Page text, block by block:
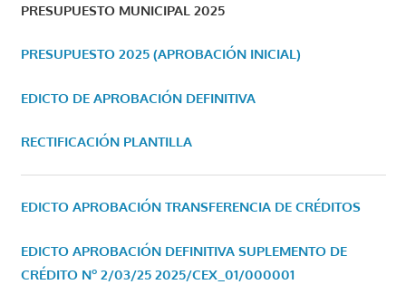
PRESUPUESTO MUNICIPAL 2025
PRESUPUESTO 2025 (APROBACIÓN INICIAL)
EDICTO DE APROBACIÓN DEFINITIVA
RECTIFICACIÓN PLANTILLA
EDICTO APROBACIÓN TRANSFERENCIA DE CRÉDITOS
EDICTO APROBACIÓN DEFINITIVA SUPLEMENTO DE
CRÉDITO Nº 2/03/25 2025/CEX_01/000001